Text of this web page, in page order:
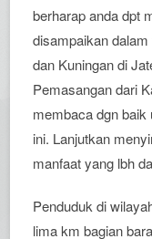
berharap anda dpt
disampaikan
dan Kuningan di
Pemasangan dari
membaca dgn baik
ini. Lanjutkan
manfaat yang lbh
Penduduk di
lima km bagian